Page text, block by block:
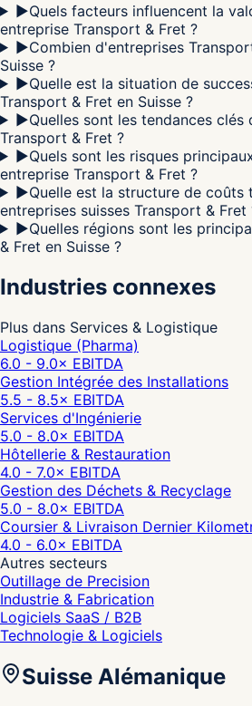
▶Quels facteurs influencent la
entreprise Transport & Fret ?
▶Combien d'entreprises
Suisse ?
▶Quelle est la situation de
Transport & Fret en Suisse ?
▶Quelles sont les tendances clés
Transport & Fret ?
▶Quels sont les risques
entreprise Transport & Fret ?
▶Quelle est la structure de coûts
entreprises suisses Transport & Fret
▶Quelles régions sont les
& Fret en Suisse ?
Industries connexes
Plus dans Services & Logistique
Logistique (Pharma)
6.0 - 9.0× EBITDA
Gestion Intégrée des Installations
5.5 - 8.5× EBITDA
Services d'Ingénierie
5.0 - 8.0× EBITDA
Hôtellerie & Restauration
4.0 - 7.0× EBITDA
Gestion des Déchets & Recyclage
5.0 - 8.0× EBITDA
Coursier & Livraison Dernier
4.0 - 6.0× EBITDA
Autres secteurs
Outillage de Precision
Industrie & Fabrication
Logiciels SaaS / B2B
Technologie & Logiciels
Suisse Alémanique